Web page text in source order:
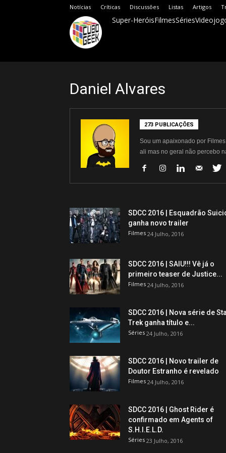
Notícias Críticas Discussões Listas Artigos
Super-HeróisFilmesSéries
Daniel Alvares
273 PUBLICAÇÕES
Sou um apaixonado por
ali mas no geral não percebo
SDCC 2016 | Esquadrão
ganha novo trailer
Filmes 24 Julho, 2016
SDCC 2016 | SAIU!!! Vê já o
primeiro teaser de Justice...
Filmes 24 Julho, 2016
SDCC 2016 | Nova série de
Trek ganha título e...
Séries 24 Julho, 2016
SDCC 2016 | Novo trailer de
Doutor Estranho é revelado
Filmes 24 Julho, 2016
SDCC 2016 | Ghost Rider é
confirmado em Agents of
S.H.I.E.L.D.
Séries 23 Julho, 2016